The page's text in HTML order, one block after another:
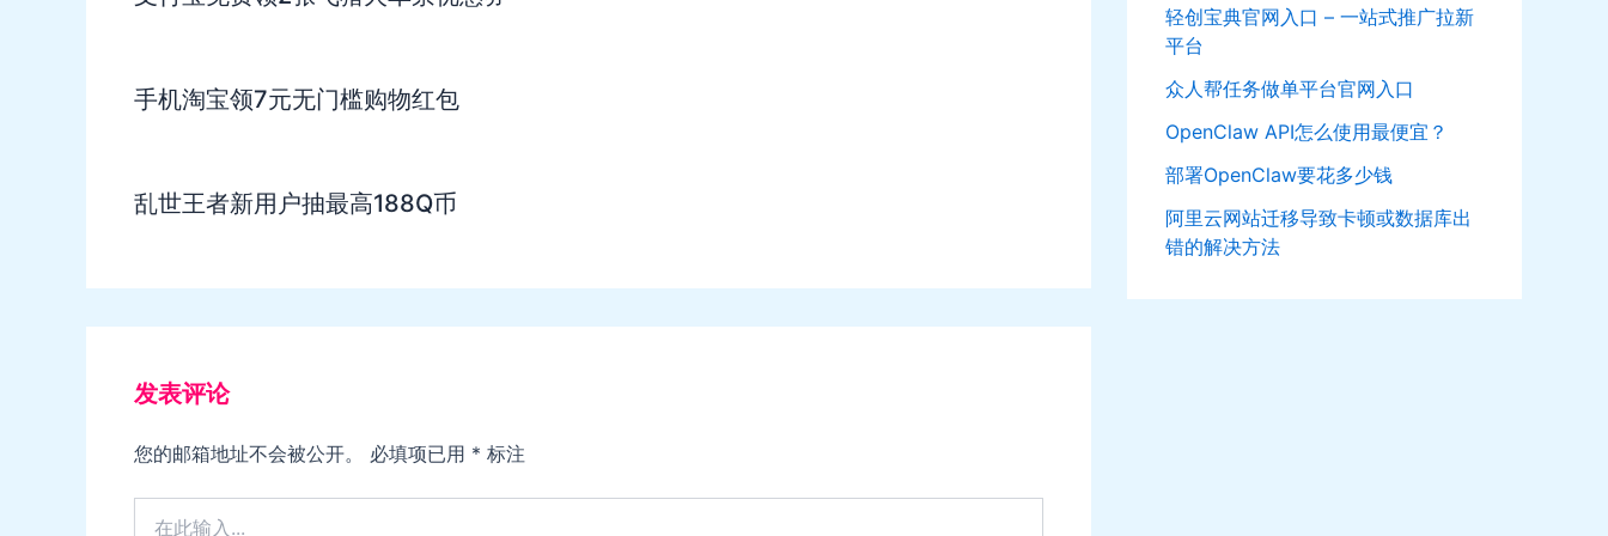
手机淘宝领7元无门槛购物红包
乱世王者新用户抽最高188Q币
发表评论
您的邮箱地址不会被公开。 必填项已用 * 标注
轻创宝典官网入口 – 一站式推广拉新
平台
众人帮任务做单平台官网入口
OpenClaw API怎么使用最便宜？
部署OpenClaw要花多少钱
阿里云网站迁移导致卡顿或数据库出
错的解决方法